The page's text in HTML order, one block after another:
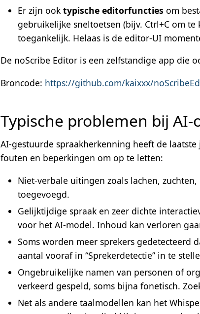
Er zijn ook typische editorfuncties om
gebruikelijke sneltoetsen (bijv. Ctrl+C om
toegankelijk. Helaas is de editor-UI
De noScribe Editor is een zelfstandige app die
Broncode: https://github.com/kaixxx/
Typische problemen bij
AI-gestuurde spraakherkenning heeft de
fouten en beperkingen om op te letten:
Niet-verbale uitingen zoals lachen,
toegevoegd.
Gelijktijdige spraak en zeer dichte
voor het AI-model. Inhoud kan verloren
Soms worden meer sprekers gedetecteerd
aantal vooraf in “Sprekerdetectie” in te
Ongebruikelijke namen van personen of
verkeerd gespeld, soms bijna fonetisch.
Net als andere taalmodellen kan het